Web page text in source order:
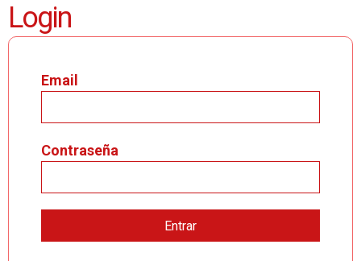
Login
Email
Contraseña